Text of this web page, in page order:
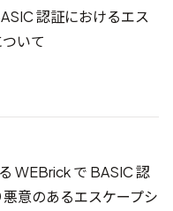
認証におけるエス
いて
WEBrick で BASIC 認
意のあるエスケープシ